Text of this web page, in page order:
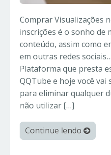
Comprar Visualizações
inscrições é o sonho de
conteúdo, assim como
em outras redes
Plataforma que presta
QQTube e hoje você
para eliminar qualquer
não utilizar […]
Continue lendo